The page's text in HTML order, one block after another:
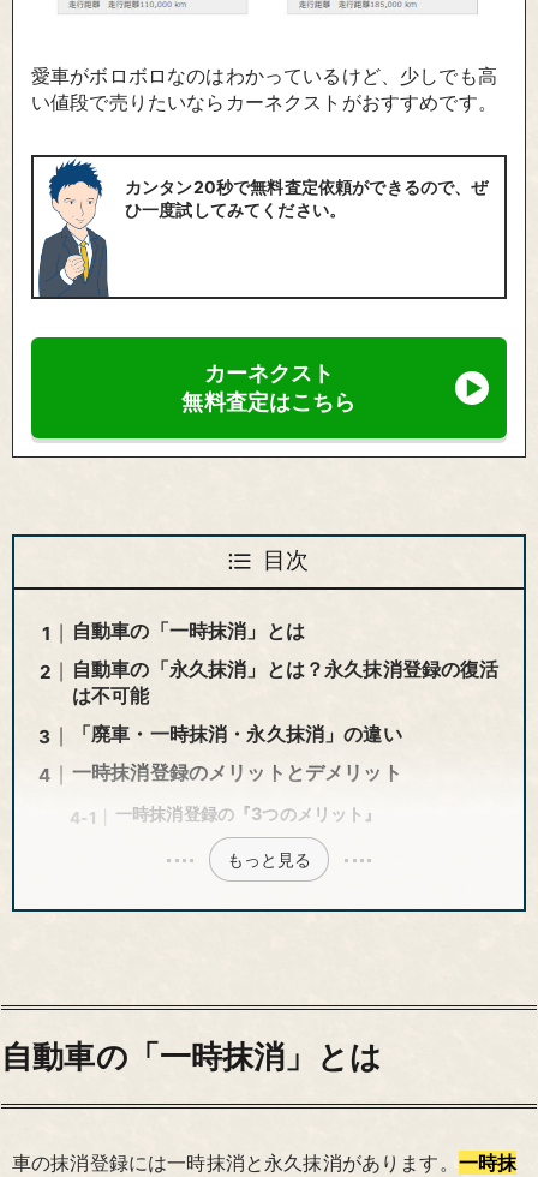
愛車がボロボロなのはわかっているけど、少しでも高
い値段で売りたいならカーネクストがおすすめです。
カンタン20秒で無料査定依頼ができるので、ぜ
ひ一度試してみてください。
カーネクスト
無料査定はこちら
目次
自動車の「一時抹消」とは
自動車の「永久抹消」とは？永久抹消登録の復活
は不可能
「廃車・一時抹消・永久抹消」の違い
一時抹消登録のメリットとデメリット
一時抹消登録の『3つのメリット』
もっと見る
自動車の「一時抹消」とは
車の抹消登録には一時抹消と永久抹消があります。 一時抹